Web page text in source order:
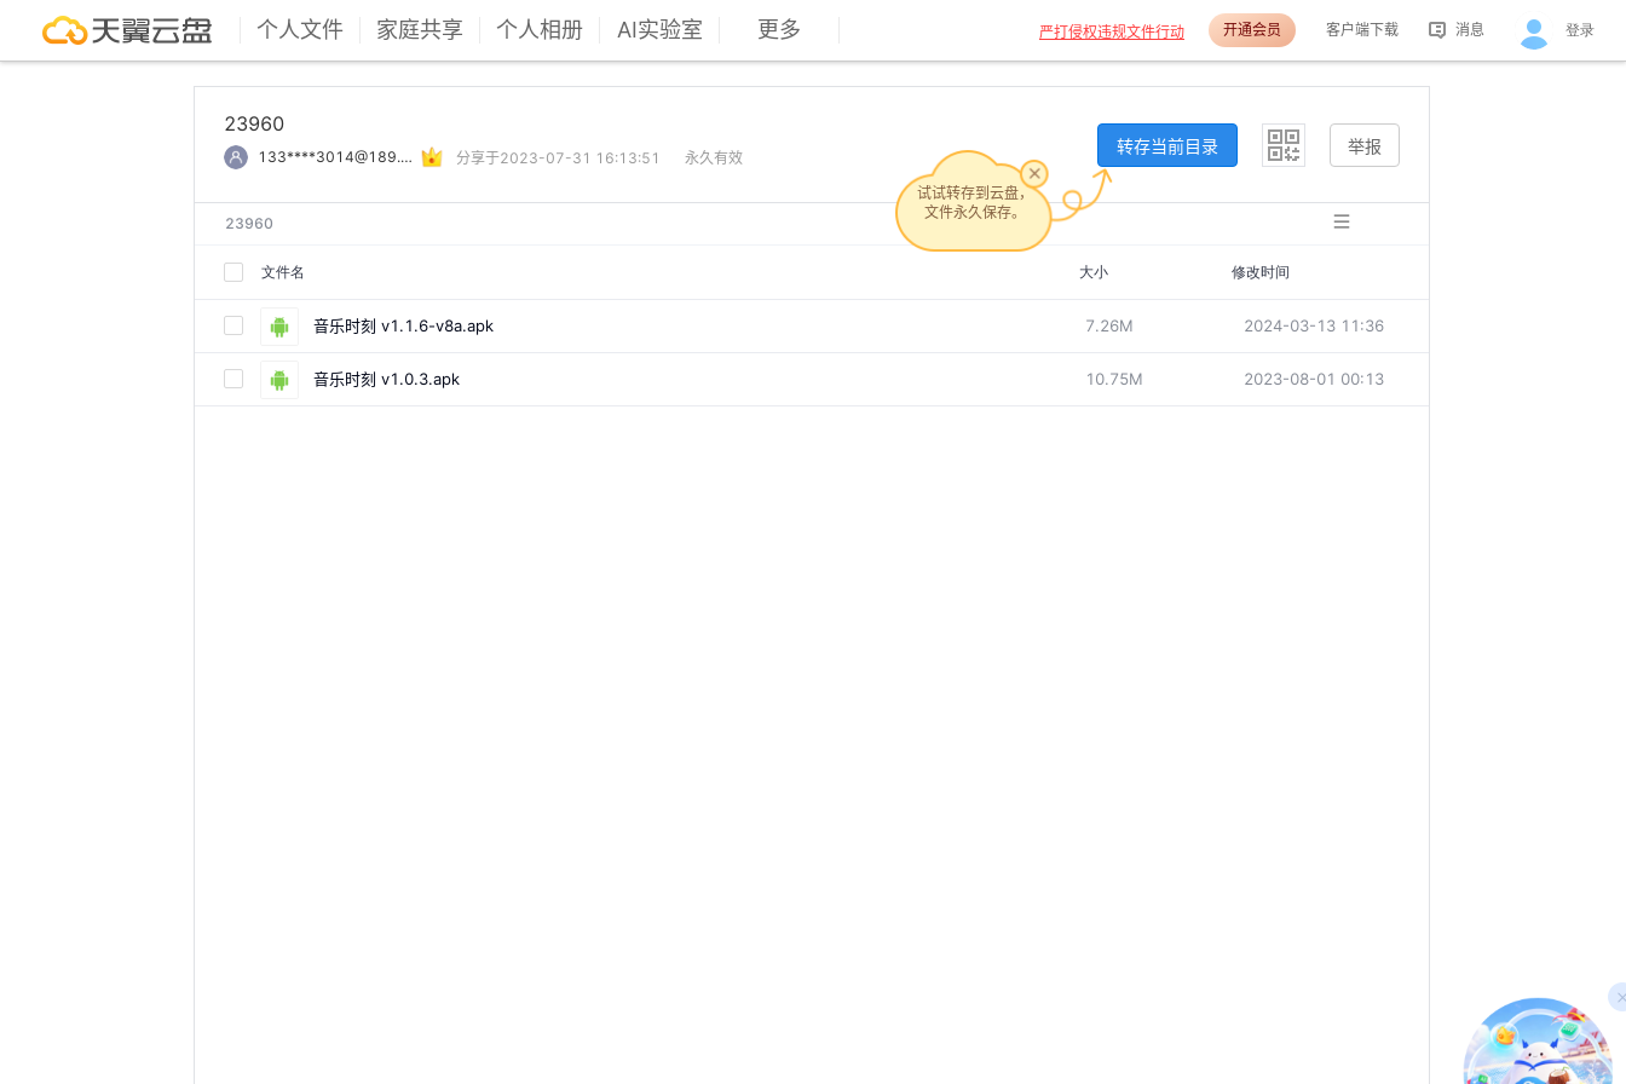
个人文件 家庭共享 个人相册 AI实验室 更多 严打侵权违规文件行动 开通会员 客户端下载 消息
分享消息
登录
23960
133****3014@189.cn 分享于2023-07-31 16:13:51 永久有效
转存当前目录
试试转存到云盘，
文件永久保存。
举报
23960
文件名 大小 修改时间
音乐时刻 v1.1.6-v8a.apk 7.26M 2024-03-13 11:36
音乐时刻 v1.0.3.apk 10.75M 2023-08-01 00:13